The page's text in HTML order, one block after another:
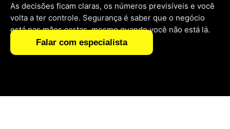
As decisões ficam claras, os números previsíveis e você
volta a ter controle. Segurança é saber que o negócio
está nas mãos certas, mesmo quando você não está lá.
Falar com especialista